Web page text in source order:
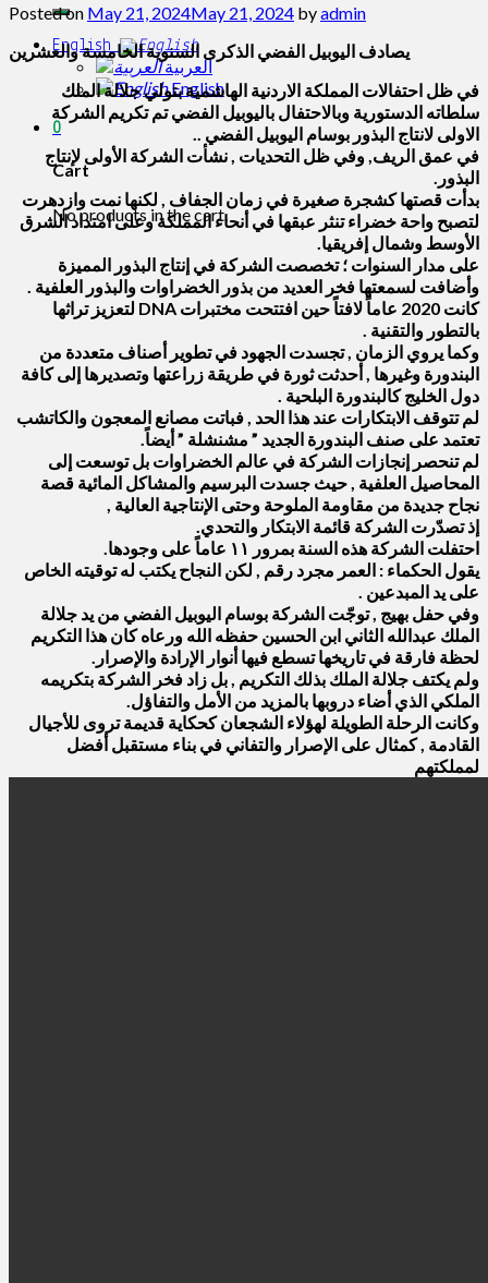
English
العربية
English
0
Cart
No products in the cart.
Posted on May 21, 2024May 21, 2024 byadmin
يصادف اليوبيل الفضي الذكرى السنوية الخامسة والعشرين
في ظل احتفالات المملكة الاردنية الهاشمية بتولي جلالة الملك
سلطاته الدستورية وبالاحتفال باليوبيل الفضي تم تكريم الشركة
الاولى لانتاج البذور بوسام اليوبيل الفضي ..
في عمق الريف, وفي ظل التحديات , نشأت الشركة الأولى لإنتاج
البذور.
بدأت قصتها كشجرة صغيرة في زمان الجفاف , لكنها نمت وازدهرت
لتصبح واحة خضراء تنثر عبقها في أنحاء المملكة وعلى امتداد الشرق
الأوسط وشمال إفريقيا.
على مدار السنوات ؛ تخصصت الشركة في إنتاج البذور المميزة
وأضافت لسمعتها فخر العديد من بذور الخضراوات والبذور العلفية .
كانت 2020 عاماً لافتاً حين افتتحت مختبرات DNA لتعزيز تراثها
بالتطور والتقنية .
وكما يروي الزمان , تجسدت الجهود في تطوير أصناف متعددة من
البندورة وغيرها , أحدثت ثورة في طريقة زراعتها وتصديرها إلى كافة
دول الخليج كالبندورة البلحية .
لم تتوقف الابتكارات عند هذا الحد , فباتت مصانع المعجون والكاتشب
تعتمد على صنف البندورة الجديد ” مشنشلة ” أيضاً.
لم تنحصر إنجازات الشركة في عالم الخضراوات بل توسعت إلى
المحاصيل العلفية , حيث جسدت البرسيم والمشاكل المائية قصة
نجاح جديدة من مقاومة الملوحة وحتى الإنتاجية العالية ,
إذ تصدّرت الشركة قائمة الابتكار والتحدي.
احتفلت الشركة هذه السنة بمرور ١١ عاماً على وجودها.
يقول الحكماء : العمر مجرد رقم , لكن النجاح يكتب له توقيته الخاص
على يد المبدعين .
وفي حفل بهيج , توجّت الشركة بوسام اليوبيل الفضي من يد جلالة
الملك عبدالله الثاني ابن الحسين حفظه الله ورعاه كان هذا التكريم
لحظة فارقة في تاريخها تسطع فيها أنوار الإرادة والإصرار.
ولم يكتف جلالة الملك بذلك التكريم , بل زاد فخر الشركة بتكريمه
الملكي الذي أضاء دروبها بالمزيد من الأمل والتفاؤل.
وكانت الرحلة الطويلة لهؤلاء الشجعان كحكاية قديمة تروى للأجيال
القادمة , كمثال على الإصرار والتفاني في بناء مستقبل أفضل
لمملكتهم